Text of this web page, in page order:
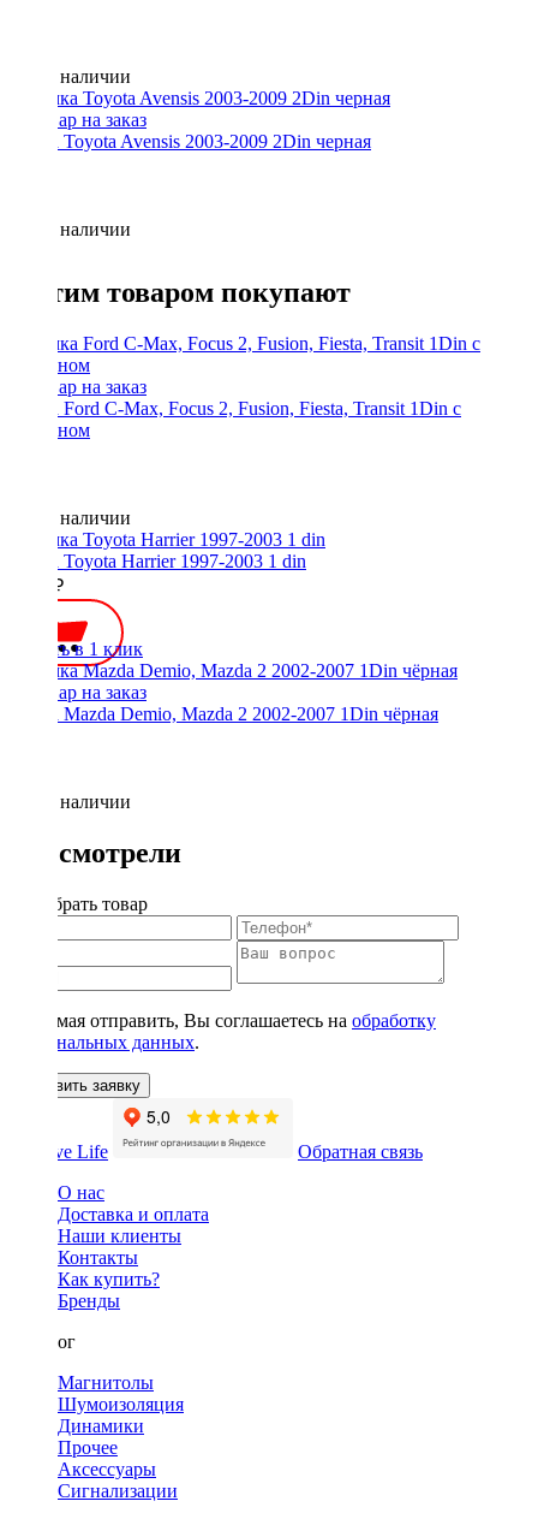
Нет в наличии
Рамка Toyota Avensis 2003-2009 2Din черная
Нет в наличии
С этим товаром покупают
Рамка Ford C-Max, Focus 2, Fusion, Fiesta, Transit 1Din с
карманом
Нет в наличии
Рамка Toyota Harrier 1997-2003 1 din
1100 ₽
Купить в 1 клик
Рамка Mazda Demio, Mazda 2 2002-2007 1Din чёрная
Нет в наличии
Вы смотрели
Подобрать товар
Нажимая отправить, Вы соглашаетесь на обработку
персональных данных.
Оставить заявку
Обратная связь
О нас
Доставка и оплата
Наши клиенты
Контакты
Как купить?
Бренды
Каталог
Магнитолы
Шумоизоляция
Динамики
Прочее
Аксессуары
Сигнализации